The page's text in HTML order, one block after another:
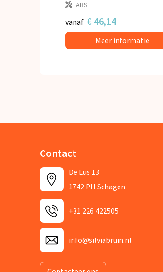
ABS
vanaf € 46,14
Meer informatie
Contact
De Lus 13
1742 PH Schagen
+31 226 422505
info@silviabruin.nl